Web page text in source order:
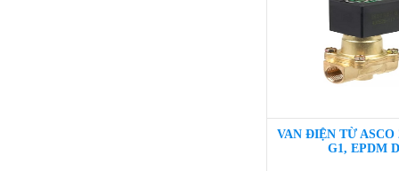
VAN ĐIỆN TỪ ASCO
G1, EPDM